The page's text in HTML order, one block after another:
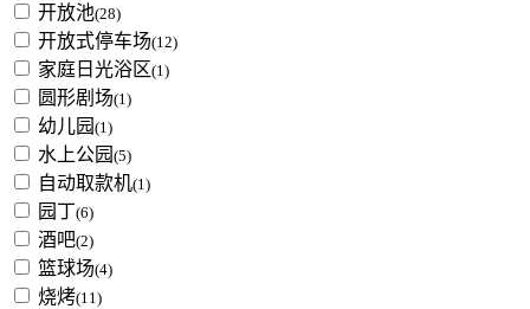
开放池(28)
开放式停车场(12)
家庭日光浴区(1)
圆形剧场(1)
幼儿园 (1)
水上公园 (5)
自动取款机(1)
园丁(6)
酒吧(2)
篮球场(4)
烧烤(11)